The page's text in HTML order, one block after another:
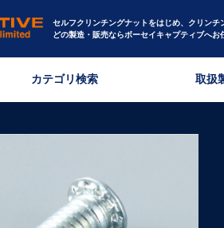
セルフクリンチングナットをはじめ、クリン
どの製造・販売ならボーセイキャプティブへお
カテゴリ検索 取扱